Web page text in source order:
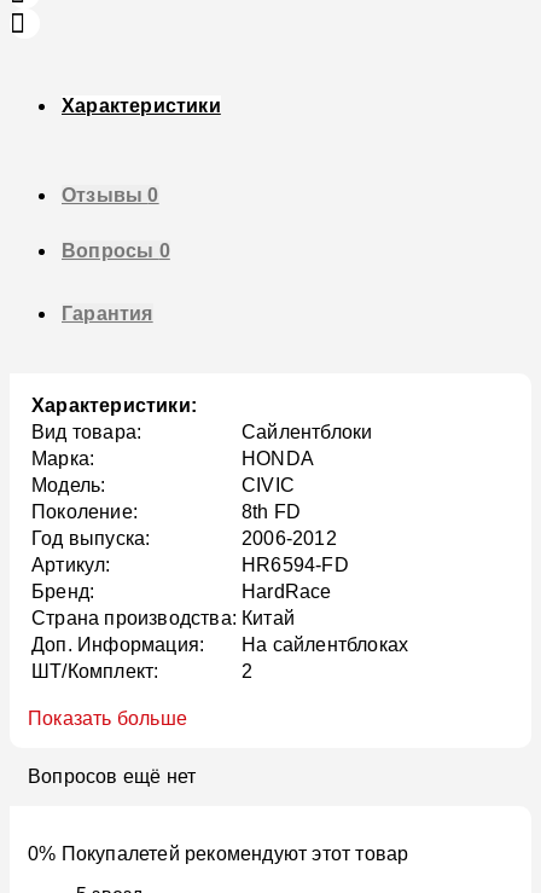
Характеристики
Отзывы0
Вопросы 0
Гарантия
Характеристики:
Вид товара:
Сайлентблоки
Марка:
HONDA
Модель:
CIVIC
Поколение:
8th FD
Год выпуска:
2006-2012
Артикул:
HR6594-FD
Бренд:
HardRace
Страна производства: Китай
Доп. Информация:
На сайлентблоках
ШТ/Комплект:
2
Показать больше
Вопросов ещё нет
0% Покупалетей рекомендуют этот товар